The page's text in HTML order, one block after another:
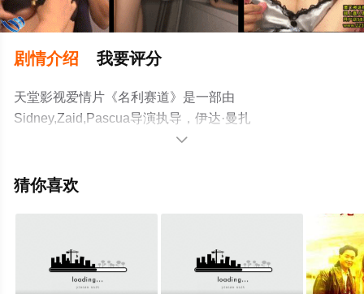
剧情介绍 我要评分
天堂影视爱情片《名利赛道》是一部由
Sidney,Zaid,Pascua导演执导，伊达·曼扎
阿什利·洛佩兹等演员精彩演绎的菲律宾电影，手机免费观

猜你喜欢